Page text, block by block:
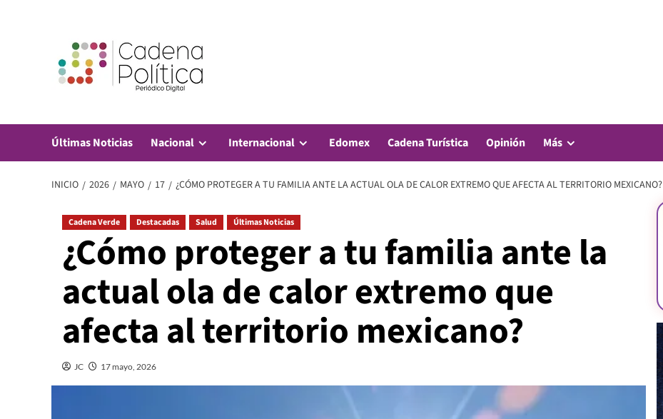
Últimas Noticias Nacional Internacional Edomex Cadena Turística Opinión Más
INICIO 2026 MAYO 17 ¿CÓMO PROTEGER A TU FAMILIA ANTE LA ACTUAL OLA DE CALOR EXTREMO QUE AFECTA AL TERRITORIO MEXICANO?
Cadena Verde Destacadas Salud Últimas Noticias
¿Cómo proteger a tu familia ante la
actual ola de calor extremo que
afecta al territorio mexicano?
JC 17 mayo, 2026